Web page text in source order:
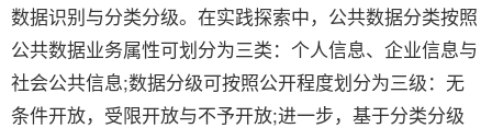
数据识别与分类分级。在实践探索中，公共数据分类按照
公共数据业务属性可划分为三类：个人信息、企业信息与
社会公共信息;数据分级可按照公开程度划分为三级：无
条件开放，受限开放与不予开放;进一步，基于分类分级